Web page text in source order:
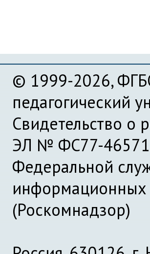
© 1999-2026,
педагогический
Свидетельство о
ЭЛ № ФС77-46571
Федеральной
информационных
(Роскомнадзор)